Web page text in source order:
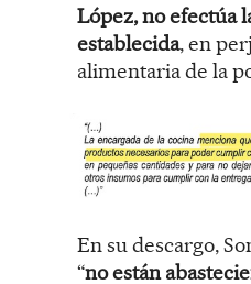
López, no efectúa
establecida, en
alimentaria de la
En su descargo,
“no están